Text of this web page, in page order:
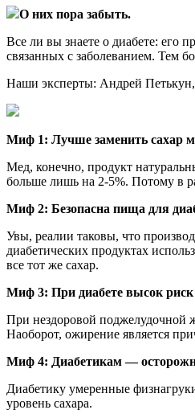
О них пора забыть.
Все ли вы знаете о диабете: его
связанных с заболеванием. Тем
Наши эксперты: Андрей Петькун,
Миф 1: Лучше заменить сахар
Мед, конечно, продукт
больше лишь на 2-5%. Потому в
Миф 2: Безопасна пища для
Увы, реалии таковы, что
диабетических продуктах
все тот же сахар.
Миф 3: При диабете высок
При нездоровой поджелудочной
Наоборот, ожирение является
Миф 4: Диабетикам —
Диабетику умеренные
уровень сахара.